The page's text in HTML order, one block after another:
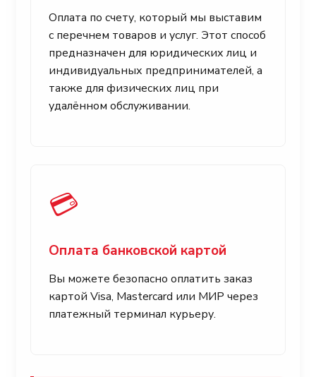
Оплата по счету, который мы выставим
с перечнем товаров и услуг. Этот способ
предназначен для юридических лиц и
индивидуальных предпринимателей, а
также для физических лиц при
удалённом обслуживании.
💳
Оплата банковской картой
Вы можете безопасно оплатить заказ
картой Visa, Mastercard или МИР через
платежный терминал курьеру.